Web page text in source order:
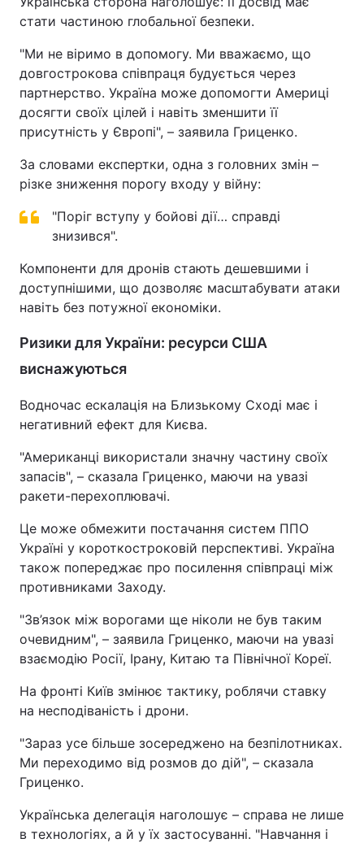
стати частиною глобальної безпеки.
"Ми не віримо в допомогу. Ми вважаємо, що
довгострокова співпраця будується через
партнерство. Україна може допомогти Америці
досягти своїх цілей і навіть зменшити її
присутність у Європі", – заявила Гриценко.
За словами експертки, одна з головних змін –
різке зниження порогу входу у війну:
"Поріг вступу у бойові дії… справді
знизився".
Компоненти для дронів стають дешевшими і
доступнішими, що дозволяє масштабувати атаки
навіть без потужної економіки.
Ризики для України: ресурси США
виснажуються
Водночас ескалація на Близькому Сході має і
негативний ефект для Києва.
"Американці використали значну частину своїх
запасів", – сказала Гриценко, маючи на увазі
ракети-перехоплювачі.
Це може обмежити постачання систем ППО
Україні у короткостроковій перспективі. Україна
також попереджає про посилення співпраці між
противниками Заходу.
"Зв’язок між ворогами ще ніколи не був таким
очевидним", – заявила Гриценко, маючи на увазі
взаємодію Росії, Ірану, Китаю та Північної Кореї.
На фронті Київ змінює тактику, роблячи ставку
на несподіваність і дрони.
"Зараз усе більше зосереджено на безпілотниках.
Ми переходимо від розмов до дій", – сказала
Гриценко.
Українська делегація наголошує – справа не лише
в технологіях, а й у їх застосуванні. "Навчання і